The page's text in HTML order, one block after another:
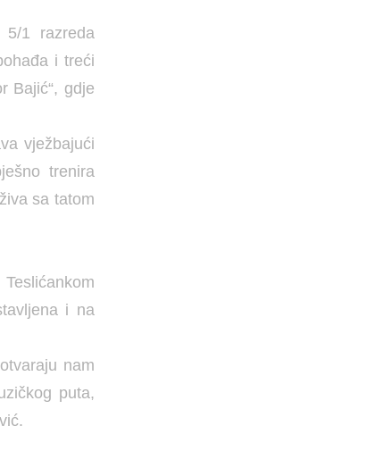
1 razreda
i treći
Bajić“, gdje
vježbajući
trenira
sa tatom
i na
nam
puta,